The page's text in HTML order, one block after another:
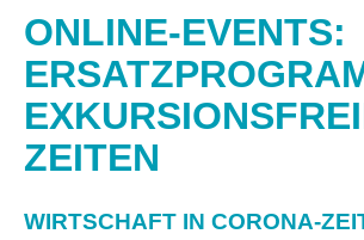
ONLINE-EVENTS:
ZEITEN
WIRTSCHAFT IN CORONA-